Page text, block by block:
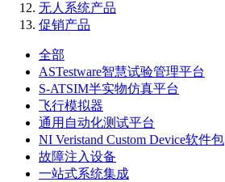
无人系统产品
促销产品
全部
ASTestware智慧试验管理平台
S-ATSIM半实物仿真平台
飞行模拟器
通用自动化测试平台
NI Veristand Custom Device软件包
故障注入设备
一站式系统集成